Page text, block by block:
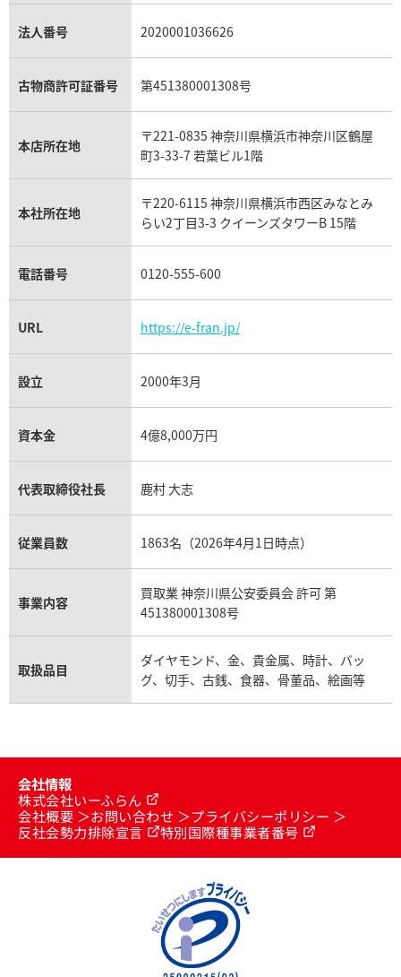
銀・シルバー買取
パラジウム買取
キャッツアイ買取
アクアマリン買取
ヴァシュロン・コンスタンタン買取
オメガ買取
カルティエ買取
フランク ミュラー買取
リシャール・ミル買取
パネライ買取
チューダー（チュードル）買取
セリーヌ買取
プラダ買取
ダミアーニ買取
モーブッサン買取
法人番号 2020001036626
古物商許可証番号 第451380001308号
本店所在地
〒221-0835 神奈川県横浜市神奈川区鶴屋
町3-33-7 若葉ビル1階
本社所在地
〒220-6115 神奈川県横浜市西区みなとみ
らい2丁目3-3 クイーンズタワーB 15階
電話番号 0120-555-600
URL https://e-fran.jp/
設立 2000年3月
資本金 4億8,000万円
代表取締役社長 鹿村 大志
従業員数 1863名（2026年4月1日時点）
事業内容
買取業 神奈川県公安委員会 許可 第
451380001308号
取扱品目
ダイヤモンド、金、貴金属、時計、バッ
グ、切手、古銭、食器、骨董品、絵画等
会社情報
株式会社いーふらん
会社概要
お問い合わせ
プライバシーポリシー
反社会勢力排除宣言
特別国際種事業者番号